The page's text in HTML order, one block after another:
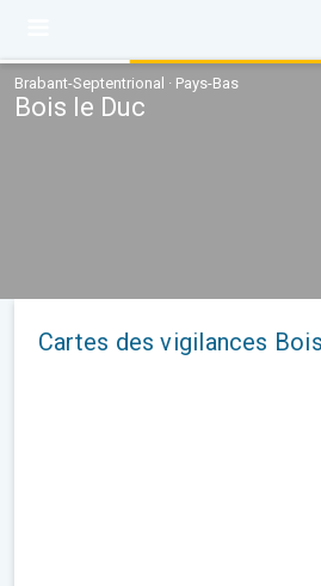
Brabant-Septentrional · Pays-Bas
Bois le Duc
Cartes des vigilances